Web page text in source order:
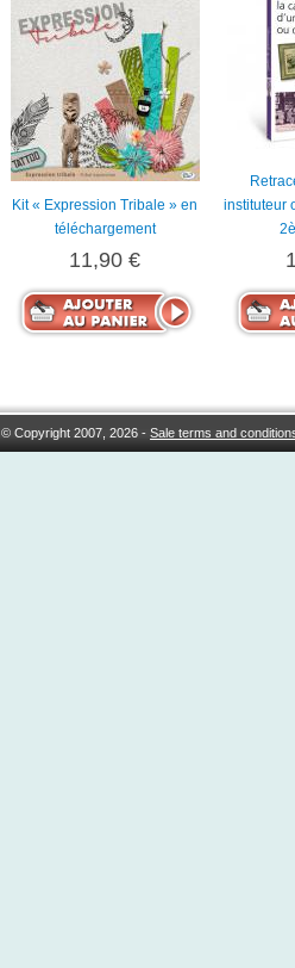
Kit « Expression Tribale » en
téléchargement
11,90 €
instituteur
© Copyright 2007, 2026 -Sale terms and